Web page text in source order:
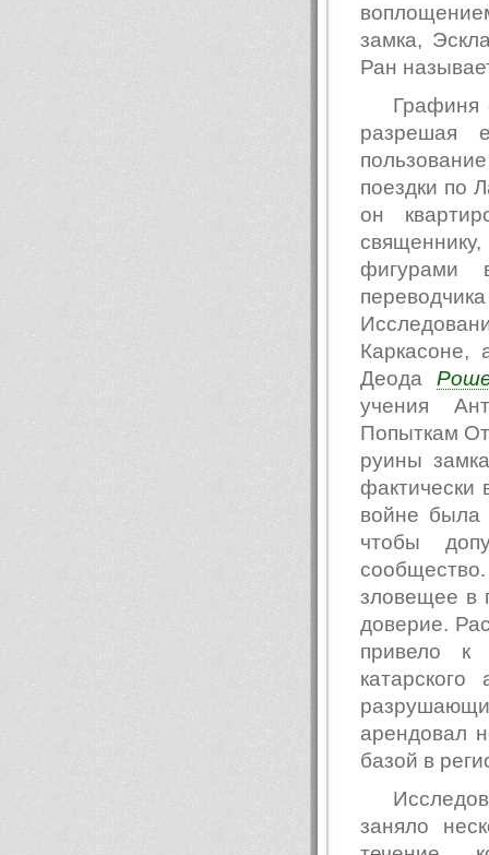
замка,
Ран
Графиня
разрешая
поездки по
он
фигурами
Каркасоне,
Деода
учения
Попыткам
руины
фактически
войне была
чтобы
зловещее в
доверие.
привело к
арендовал
базой в
заняло